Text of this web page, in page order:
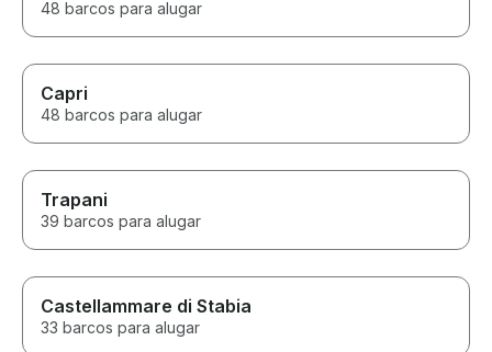
48 barcos para alugar
Capri
48 barcos para alugar
Trapani
39 barcos para alugar
Castellammare di Stabia
33 barcos para alugar